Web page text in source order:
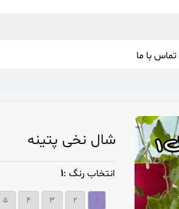
تماس با ما
شال نخی پتینه
انتخاب رنگ :۱
۱ ۲ ۳ ۴ ۵